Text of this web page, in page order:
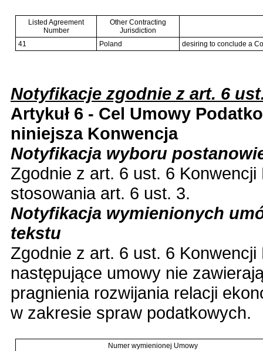
Listed Agreement
Number
Other Contracting
Jurisdiction
41
Poland desiring to conclude a
Notyfikacje zgodnie z art. 6
Artykuł 6 - Cel Umowy
niniejsza Konwencja
Notyfikacja wyboru
Zgodnie z art. 6 ust. 6
stosowania art. 6 ust. 3.
Notyfikacja wymienionych
tekstu
Zgodnie z art. 6 ust. 6
następujące umowy nie
pragnienia rozwijania relacji
w zakresie spraw podatkowych.
Numer wymienionej Umowy